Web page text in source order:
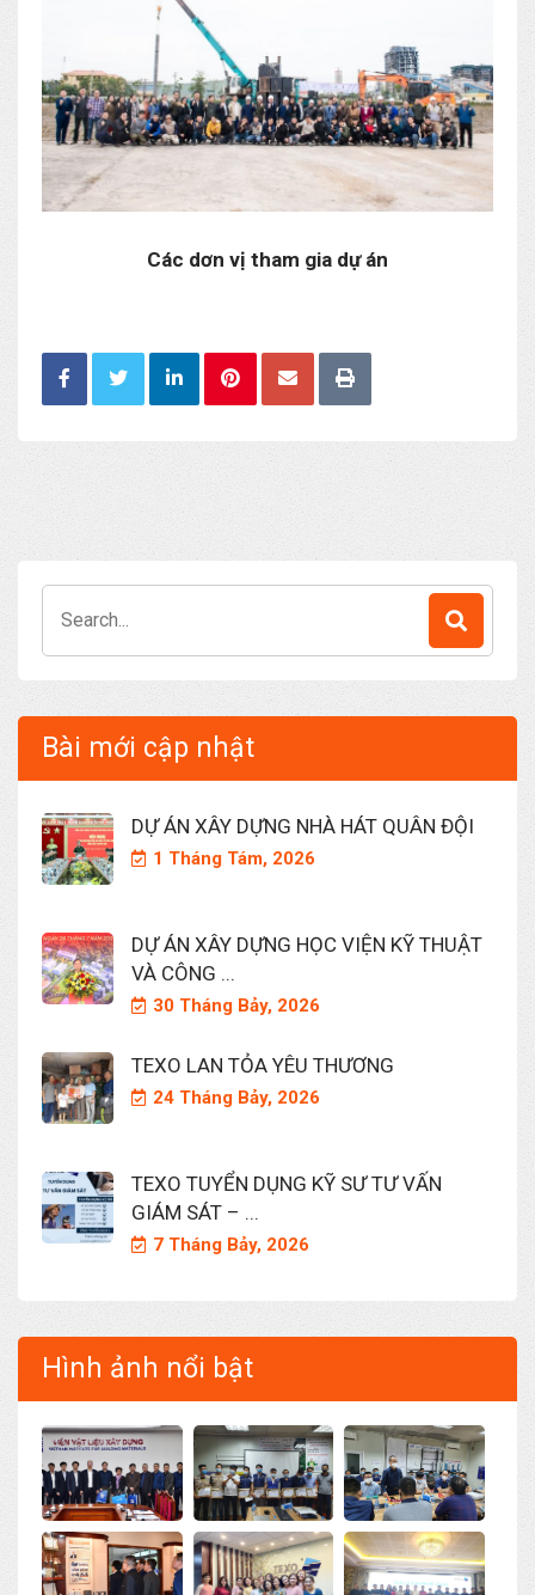
Các dơn vị tham gia dự án
for:
Bài mới cập nhật
DỰ ÁN XÂY DỰNG NHÀ HÁT QUÂN ĐỘI
1 Tháng Tám, 2026
DỰ ÁN XÂY DỰNG HỌC VIỆN KỸ THUẬT
VÀ CÔNG ...
30 Tháng Bảy, 2026
TEXO LAN TỎA YÊU THƯƠNG
24 Tháng Bảy, 2026
TEXO TUYỂN DỤNG KỸ SƯ TƯ VẤN
GIÁM SÁT – ...
7 Tháng Bảy, 2026
Hình ảnh nổi bật